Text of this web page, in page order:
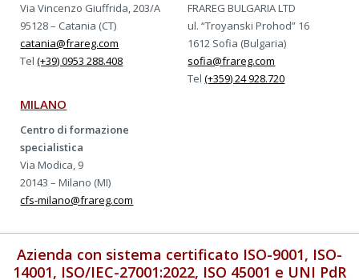
Via Vincenzo Giuffrida, 203/A
95128 – Catania (CT)
catania@frareg.com
Tel(+39) 0953 288.408
FRAREG BULGARIA LTD
ul. “Troyanski Prohod” 16
1612 Sofia (Bulgaria)
sofia@frareg.com
Tel(+359) 24 928.720
MILANO
Centro di formazione
specialistica
Via Modica, 9
20143 – Milano (MI)
cfs-milano@frareg.com
Azienda con sistema certificato ISO-9001, ISO-
14001, ISO/IEC-27001:2022, ISO 45001 e UNI PdR